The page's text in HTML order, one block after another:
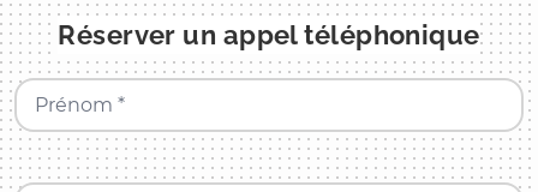
Réserver un appel téléphonique
Prénom *